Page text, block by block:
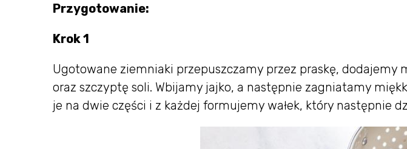
Przygotowanie:
Krok 1
Ugotowane ziemniaki przepuszczamy przez praskę, dodajemy
oraz szczyptę soli. Wbijamy jajko, a następnie zagniatamy
je na dwie części i z każdej formujemy wałek, który następnie